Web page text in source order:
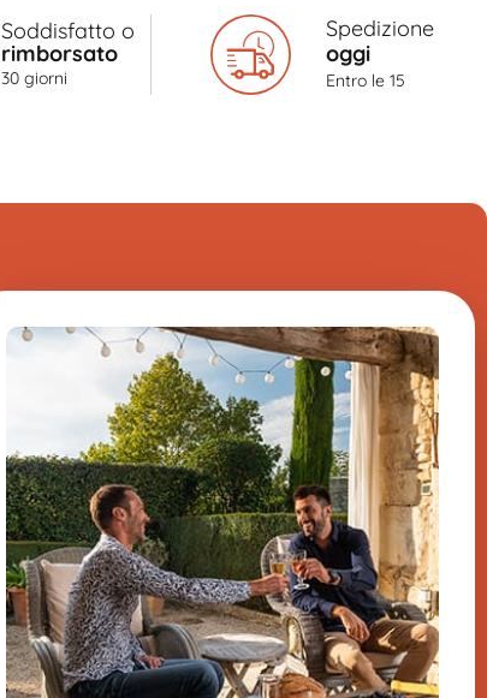
Soddisfatto o
rimborsato
30 giorni
Spedizione
oggi
Entro le 15
uno dei nostri
prodotti?
Inviateci un messaggio, vi
risponderemo al più presto.
​
Iscriviti alla
newsletter
-10% sul tuo primo ordine